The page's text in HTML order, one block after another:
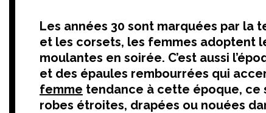
Les années 30 sont marquées par la
et les corsets, les femmes adoptent
moulantes en soirée. C’est aussi
et des épaules rembourrées qui
femme tendance à cette époque, ce
robes étroites, drapées ou nouées